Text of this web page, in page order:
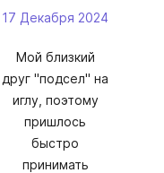
17 Декабря 2024
Мой близкий
друг "подсел" на
иглу, поэтому
пришлось
быстро
принимать